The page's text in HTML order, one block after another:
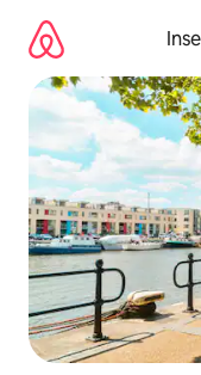
Inhalten
springen